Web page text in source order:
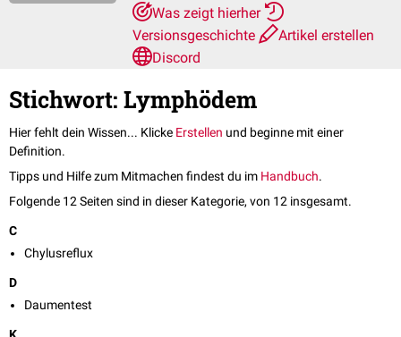
Was zeigt hierher
Versionsgeschichte
Artikel erstellen
Discord
Stichwort: Lymphödem
Hier fehlt dein Wissen... Klicke Erstellen und beginne mit einer
Definition.
Tipps und Hilfe zum Mitmachen findest du im Handbuch.
Folgende 12 Seiten sind in dieser Kategorie, von 12 insgesamt.
C
Chylusreflux
D
Daumentest